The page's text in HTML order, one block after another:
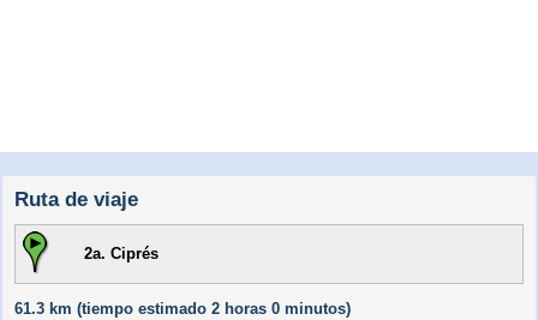
Ruta de viaje
2a. Ciprés
61.3 km (tiempo estimado 2 horas 0 minutos)